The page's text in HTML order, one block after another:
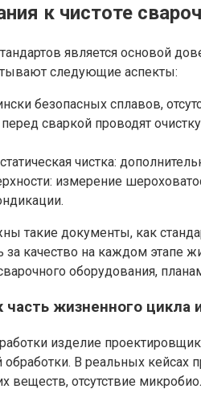
к чистоте
является основой
следующие аспекты:
безопасных сплавов,
перед сваркой проводят
чистка:
измерение
такие документы, как
за качество на каждом
оборудования,
часть жизненного цикла
изделие
В реальных кейсах
отсутствие